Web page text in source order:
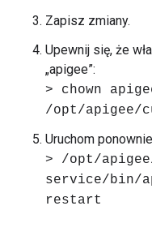
Zapisz zmiany.
Upewnij się, że
„apigee”:
> chown
/opt/apigee/
Uruchom
> /opt/
service/bin/
restart